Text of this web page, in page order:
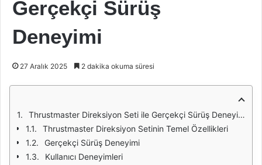
Gerçekçi Sürüş
Deneyimi
27 Aralık 2025 2 dakika okuma süresi
Thrustmaster Direksiyon Seti ile Gerçekçi Sürüş Deneyimi
Thrustmaster Direksiyon Setinin Temel Özellikleri
Gerçekçi Sürüş Deneyimi
Kullanıcı Deneyimleri